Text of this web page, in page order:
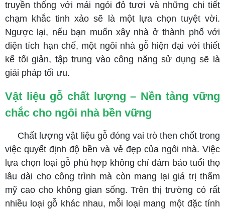
truyền thống với mái ngói đỏ tươi và những chi tiết
chạm khắc tinh xảo sẽ là một lựa chọn tuyệt vời.
Ngược lại, nếu bạn muốn xây nhà ở thành phố với
diện tích hạn chế, một ngôi nhà gỗ hiện đại với thiết
kế tối giản, tập trung vào công năng sử dụng sẽ là
giải pháp tối ưu.
Vật liệu gỗ chất lượng – Nền tảng vững
chắc cho ngôi nhà bền vững
Chất lượng vật liệu gỗ đóng vai trò then chốt trong
việc quyết định độ bền và vẻ đẹp của ngôi nhà. Việc
lựa chọn loại gỗ phù hợp không chỉ đảm bảo tuổi thọ
lâu dài cho công trình mà còn mang lại giá trị thẩm
mỹ cao cho không gian sống. Trên thị trường có rất
nhiều loại gỗ khác nhau, mỗi loại mang một đặc tính